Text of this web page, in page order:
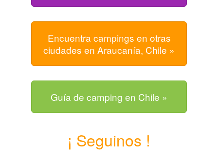
Encuentra campings en otras
ciudades en Araucanía, Chile »
Guía de camping en Chile »
¡ Seguinos !